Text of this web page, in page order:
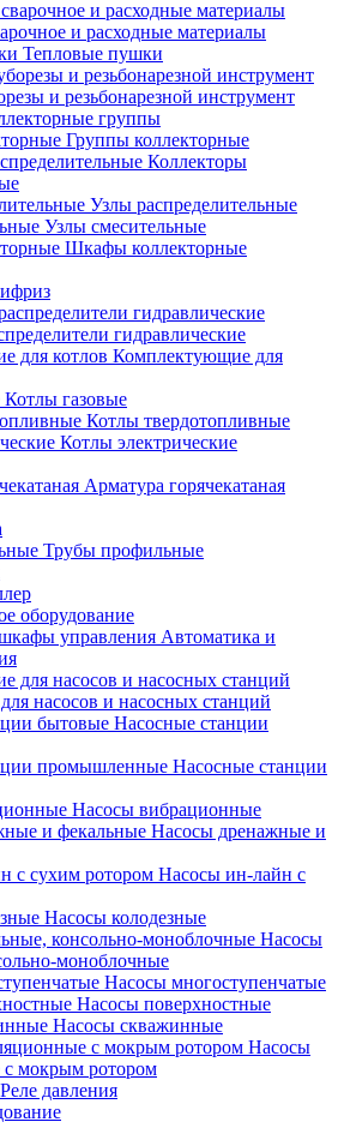
и расходные материалы
Тепловые пушки
и резьбонарезной инструмент
группы
Группы коллекторные
Коллекторы
Узлы распределительные
Узлы смесительные
Шкафы коллекторные
гидравлические
Комплектующие для
Котлы газовые
Котлы твердотопливные
Котлы электрические
Арматура горячекатаная
Трубы профильные
оборудование
Автоматика и
насосов и насосных станций
Насосные станции
Насосные станции
Насосы вибрационные
Насосы дренажные и
Насосы ин-лайн с
Насосы колодезные
Насосы
моноблочные
Насосы многоступенчатые
Насосы поверхностные
Насосы скважинные
Насосы
мокрым ротором
Реле давления